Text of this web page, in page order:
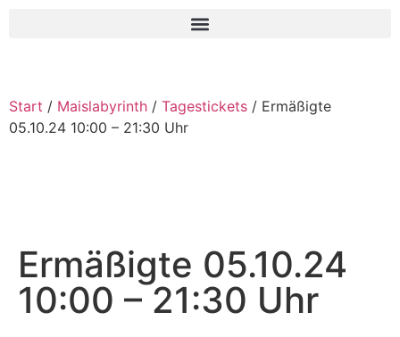
Start / Maislabyrinth / Tagestickets / Ermäßigte
05.10.24 10:00 – 21:30 Uhr
Ermäßigte 05.10.24
10:00 – 21:30 Uhr